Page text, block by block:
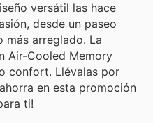
versátil las hace
desde un paseo
más arreglado. La
Air-Cooled Memory
confort. Llévalas por
en esta promoción
ti!